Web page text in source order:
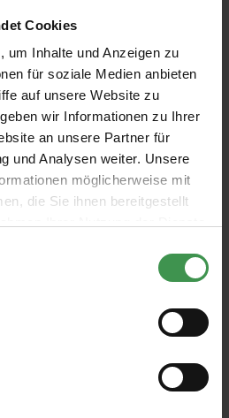
Cookies
um Inhalte und Anzeigen zu
für soziale Medien anbieten
auf unsere Website zu
wir Informationen zu Ihrer
an unsere Partner für
und Analysen weiter. Unsere
möglicherweise mit
die Sie ihnen bereitgestellt
oder Aktion.
gelesen und bin mit ihnen